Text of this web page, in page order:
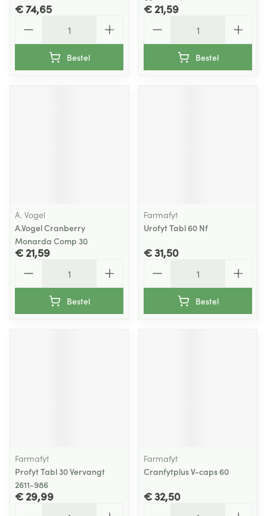
€ 74,65
Bestel
€ 21,59
Bestel
A. Vogel
A.Vogel Cranberry
Monarda Comp 30
€ 21,59
Bestel
Farmafyt
Urofyt Tabl 60 Nf
€ 31,50
Bestel
Farmafyt
Profyt Tabl 30 Vervangt
2611-986
€ 29,99
Farmafyt
Cranfytplus V-caps 60
€ 32,50